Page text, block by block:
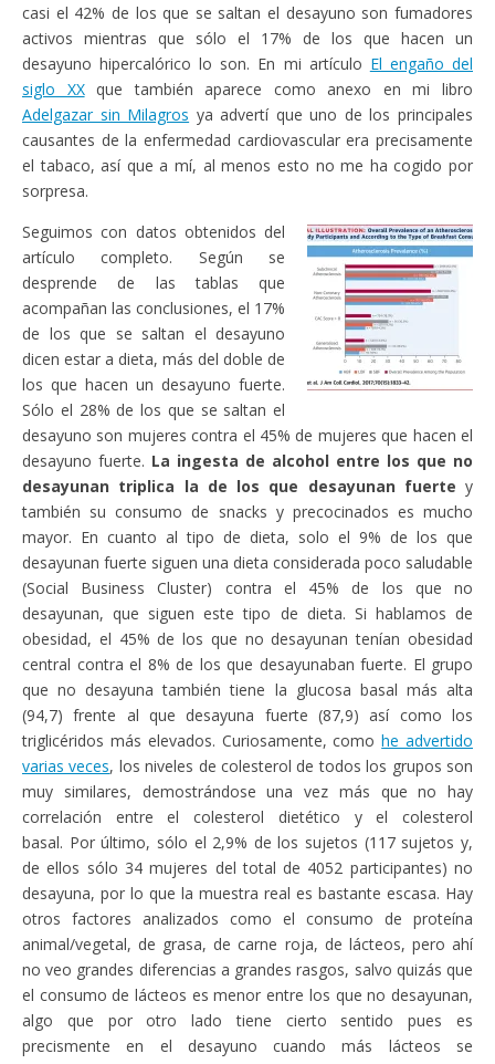
casi el 42% de los que se saltan el desayuno son fumadores
activos mientras que sólo el 17% de los que hacen un
desayuno hipercalórico lo son. En mi artículo El engaño del
siglo XXque también aparece como anexo en mi libro
Adelgazar sin Milagros ya advertí que uno de los principales
causantes de la enfermedad cardiovascular era precisamente
el tabaco, así que a mí, al menos esto no me ha cogido por
sorpresa.
Seguimos con datos obtenidos del
artículo completo. Según se
desprende de las tablas que
acompañan las conclusiones, el 17%
de los que se saltan el desayuno
dicen estar a dieta, más del doble de
los que hacen un desayuno fuerte.
Sólo el 28% de los que se saltan el
desayuno son mujeres contra el 45% de mujeres que hacen el
desayuno fuerte. La ingesta de alcohol entre los que no
desayunan triplica la de los que desayunan fuerte y
también su consumo de snacks y precocinados es mucho
mayor. En cuanto al tipo de dieta, solo el 9% de los que
desayunan fuerte siguen una dieta considerada poco saludable
(Social Business Cluster) contra el 45% de los que no
desayunan, que siguen este tipo de dieta. Si hablamos de
obesidad, el 45% de los que no desayunan tenían obesidad
central contra el 8% de los que desayunaban fuerte. El grupo
que no desayuna también tiene la glucosa basal más alta
(94,7) frente al que desayuna fuerte (87,9) así como los
triglicéridos más elevados. Curiosamente, comohe advertido
varias veces, los niveles de colesterol de todos los grupos son
muy similares, demostrándose una vez más que no hay
correlación entre el colesterol dietético y el colesterol
basal. Por último, sólo el 2,9% de los sujetos (117 sujetos y,
de ellos sólo 34 mujeres del total de 4052 participantes) no
desayuna, por lo que la muestra real es bastante escasa. Hay
otros factores analizados como el consumo de proteína
animal/vegetal, de grasa, de carne roja, de lácteos, pero ahí
no veo grandes diferencias a grandes rasgos, salvo quizás que
el consumo de lácteos es menor entre los que no desayunan,
algo que por otro lado tiene cierto sentido pues es
precismente en el desayuno cuando más lácteos se